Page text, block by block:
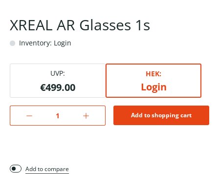
XREAL AR Glasses 1s
Inventory: Login
UVP:
€499.00
HEK:
Login
Add to shopping cart
Add to compare